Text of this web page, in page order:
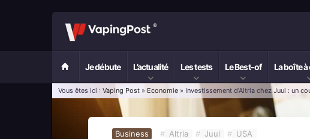
Je débute L’actualité Les tests Le Best-of La boîte
Vous êtes ici : Vaping Post » Economie » Investissement d’Altria chez Juul : un
Business # Altria # Juul # USA